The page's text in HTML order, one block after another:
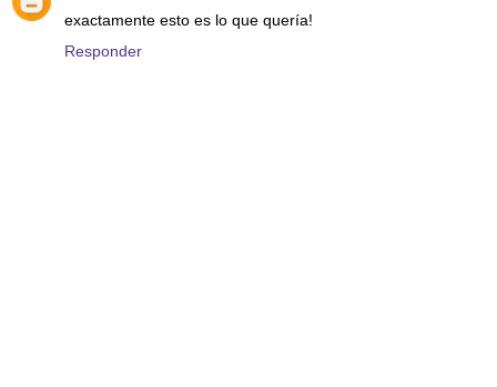
exactamente esto es lo que quería!
Responder